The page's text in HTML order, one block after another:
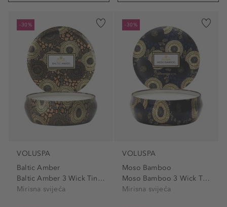
-30%
VOLUSPA
Baltic Amber
Baltic Amber 3 Wick Tin Candle
Mirisna svijeća
-30%
VOLUSPA
Moso Bamboo
Moso Bamboo 3 Wick Tin Candle
Mirisna svijeća